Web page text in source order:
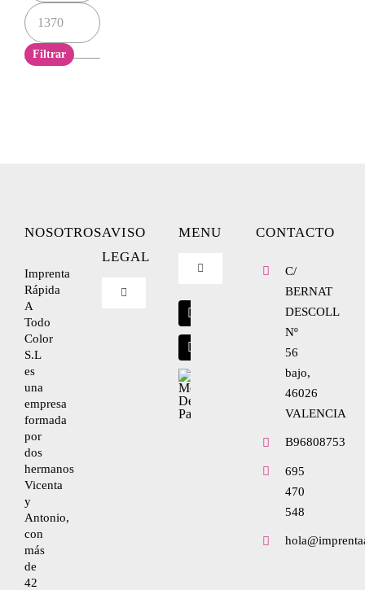
Precio
máximo
Filtrar
NOSOTROS
Imprenta
Rápida
A
Todo
Color
S.L
es
una
empresa
formada
por
dos
hermanos
Vicenta
y
Antonio,
con
más
de
42
AVISO
LEGAL
Toggle
Condiciones de uso
MENU
Toggle
CONTACTO
C/
BERNAT
DESCOLL
Nº
56
bajo,
46026
VALENCIA
B96808753
695
470
548